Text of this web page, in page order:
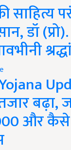
साहित्य
डॉ
बढ़ा,
और